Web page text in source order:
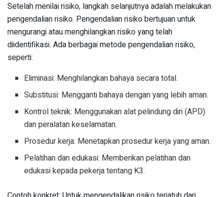
Setelah menilai risiko, langkah selanjutnya adalah melakukan
pengendalian risiko. Pengendalian risiko bertujuan untuk
mengurangi atau menghilangkan risiko yang telah
diidentifikasi. Ada berbagai metode pengendalian risiko,
seperti:
Eliminasi: Menghilangkan bahaya secara total.
Substitusi: Mengganti bahaya dengan yang lebih aman.
Kontrol teknik: Menggunakan alat pelindung diri (APD)
dan peralatan keselamatan.
Prosedur kerja: Menetapkan prosedur kerja yang aman.
Pelatihan dan edukasi: Memberikan pelatihan dan
edukasi kepada pekerja tentang K3.